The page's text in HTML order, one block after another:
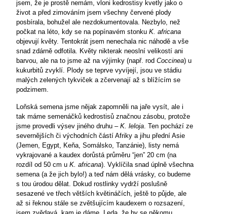
jsem, že je prostě nemám, vloni kedrostisy kvetly jako o
život a před zimováním jsem všechny červené plody
posbírala, bohužel ale nezdokumentovala. Nezbylo, než
počkat na léto, kdy se na popínavém stonku K. africana
objevují květy. Tentokrát jsem nenechala nic náhodě a vše
snad zdárně odfotila. Květy nikterak neoslní velikostí ani
barvou, ale na to jsme až na výjimky (např. rod Coccinea) u
kukurbitů zvyklí. Plody se teprve vyvíjejí, jsou ve stádiu
malých zelených tykviček a zčervenají až s blížícím se
podzimem.
Loňská semena jsme nějak zapomněli na jaře vysít, ale i
tak máme semenáčků kedrostisů značnou zásobu, protože
jsme provedli výsev jiného druhu – K. leloja. Ten pochází ze
severnějších či východních částí Afriky a jihu přední Asie
(Jemen, Egypt, Keňa, Somálsko, Tanzánie), listy nemá
vykrajované a kaudex dorůstá průměru “jen” 20 cm (na
rozdíl od 50 cm u K. africana). Vyklíčila snad úplně všechna
semena (a že jich bylo!) a teď nám dělá vrásky, co budeme
s tou úrodou dělat. Dokud rostlinky vydrží poslušně
sesazené ve třech větších květináčích, ještě to půjde, ale
až si řeknou stále se zvětšujícím kaudexem o rozsazení,